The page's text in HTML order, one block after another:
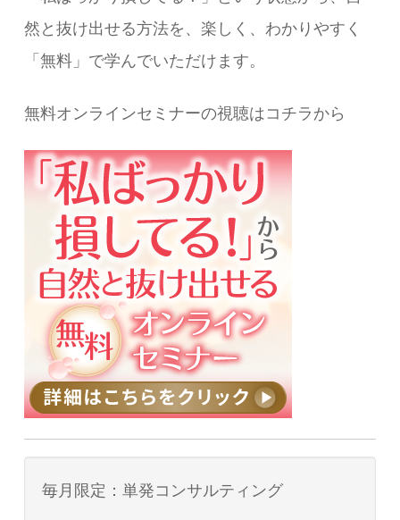
然と抜け出せる方法を、楽しく、わかりやすく
「無料」で学んでいただけます。
無料オンラインセミナーの視聴はコチラから
毎月限定：単発コンサルティング